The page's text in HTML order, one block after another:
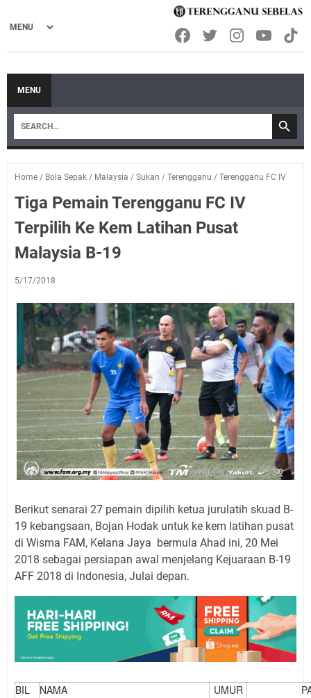
MENU
Home / Bola Sepak / Malaysia / Sukan / Terengganu / Terengganu FC IV
Tiga Pemain Terengganu FC IV
Terpilih Ke Kem Latihan Pusat
Malaysia B-19
5/17/2018
Berikut senarai 27 pemain dipilih ketua jurulatih skuad B-
19 kebangsaan, Bojan Hodak untuk ke kem latihan pusat
di Wisma FAM, Kelana Jaya bermula Ahad ini, 20 Mei
2018 sebagai persiapan awal menjelang Kejuaraan B-19
AFF 2018 di Indonesia, Julai depan.
BIL NAMA UMUR